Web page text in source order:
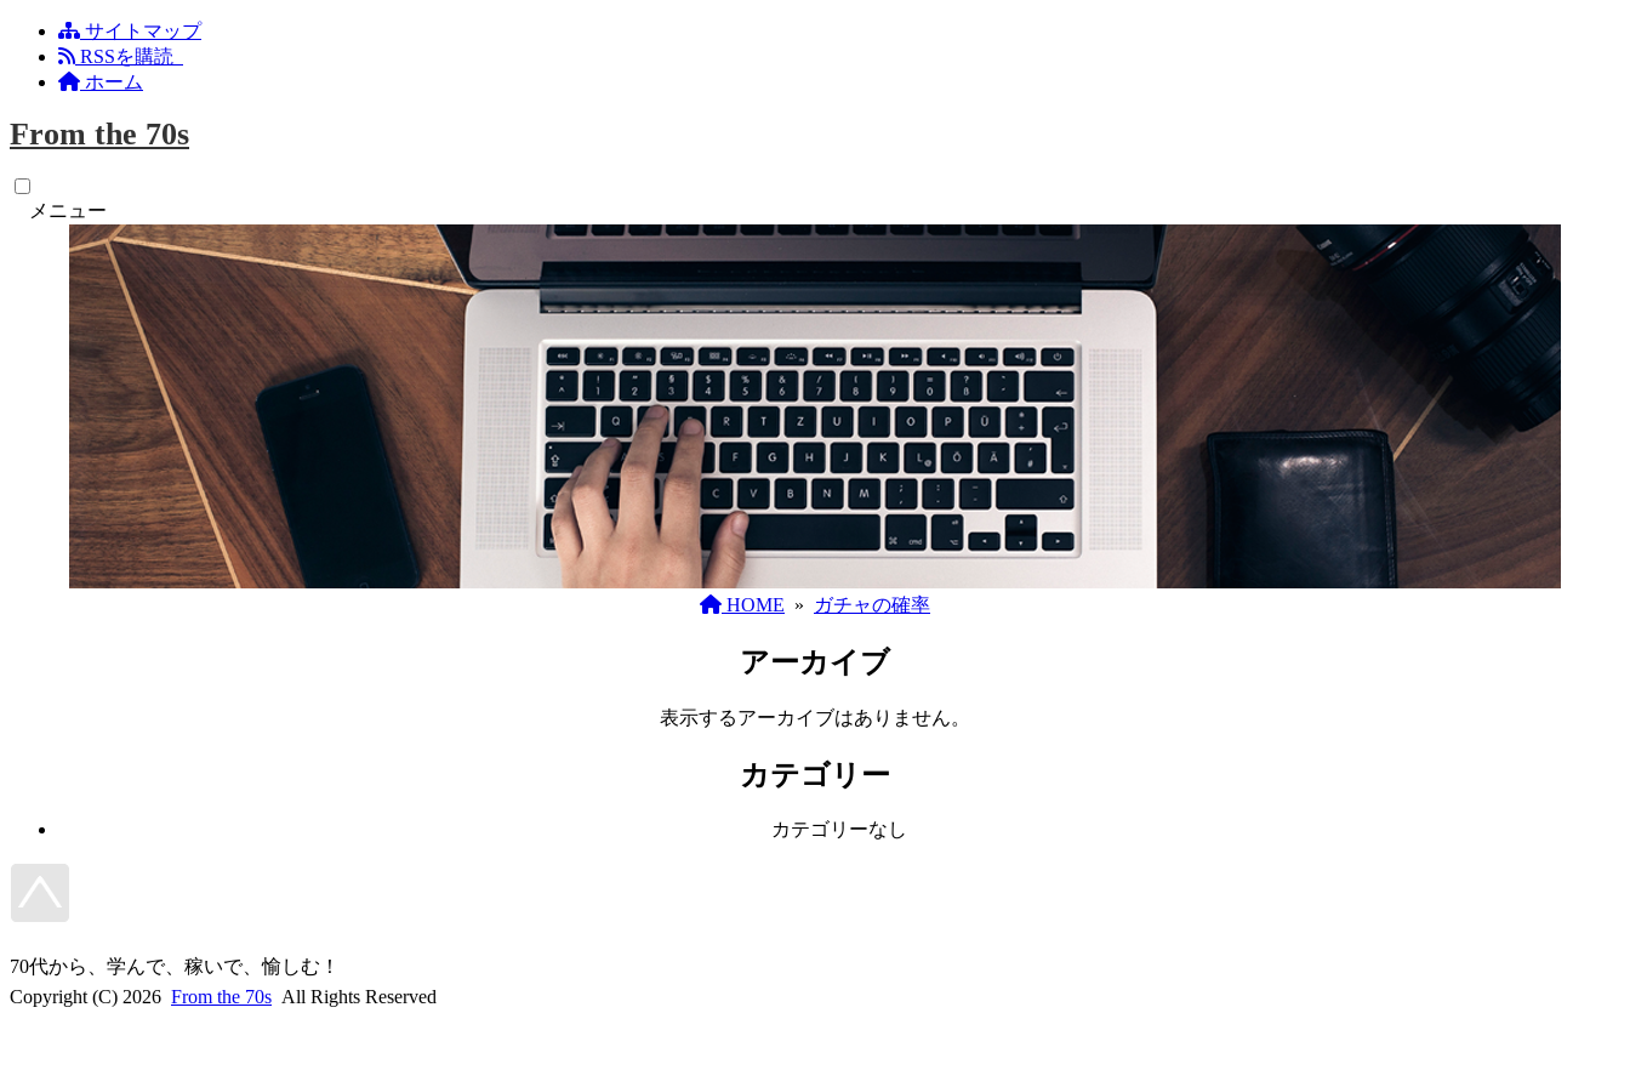
サイトマップ
RSSを購読
ホーム
From the 70s
メニュー
HOME » ガチャの確率
アーカイブ
表示するアーカイブはありません。
カテゴリー
カテゴリーなし
70代から、学んで、稼いで、愉しむ！
Copyright (C) 2026 From the 70s All Rights Reserved